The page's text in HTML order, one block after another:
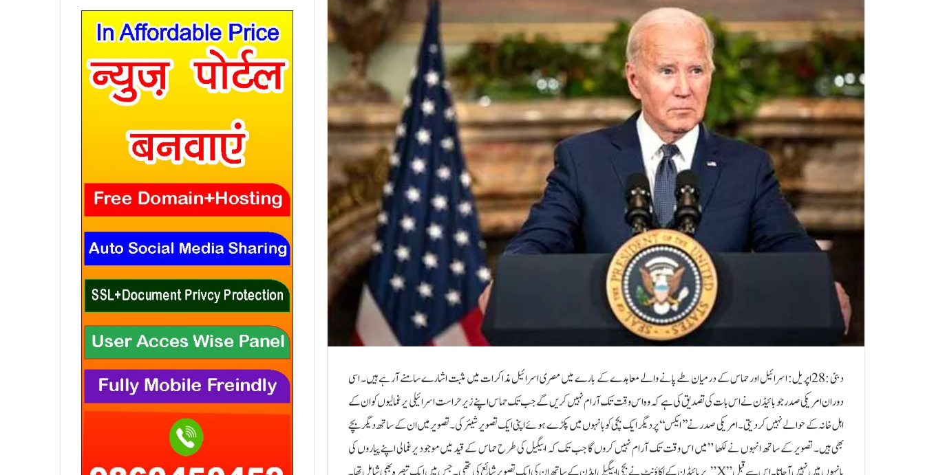
دبئی :28اپریل: اسرائیل اور حماس کے درمیان طے پانے والے معاہدے کے بارے میں مصری اسرائیل مذاکرات میں مثبت اشارے سامنے آرہے ہیں۔ اسی
دوران امریکی صدر جو بائیڈن نے اس بات کی تصدیق کی ہے کہ وہ اس وقت تک آرام نہیں کریں گے جب تک حماس اپنے زیر حراست اسرائیلی یرغمالیوں کو ان کے
اہل خانہ کے حوالے نہیں کر دیتی۔ امریکی صدر نے ’’ایکس‘‘ پر دیگر ایک بچی کو بانہوں میں پکڑے ہوئے اپنی ایک تصویر شیئر کی۔ تصویر میں ان کے ساتھ دیگر بچے
بھی ہیں۔ تصویر کے ساتھ انہوں نے لکھا ”میں اس وقت تک آرام نہیں کروں گا جب تک کہ ابیگیل کی طرح حماس کے قید میں موجود یرغمالی اپنے پیاروں کی